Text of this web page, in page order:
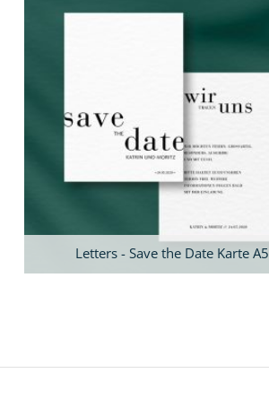
Letters - Save the Date Karte A5